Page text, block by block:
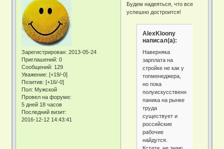
Зарегистрирован: 2013-05-24
Приглашений: 0
Сообщений: 129
Уважение: [+19/-0]
Позитив: [+16/-0]
Пол: Мужской
Провел на форуме:
5 дней 18 часов
Последний визит:
2016-12-12 14:43:41
Будем надеяться, что все
успешно достроится!
AlexKloony
написал(а):
Наверняка
зарплата на
стройке не как у
топменеджера,
но пока
полуискусственная
паника на рынке
труда
существует и
российские
рабочие
найдутся.